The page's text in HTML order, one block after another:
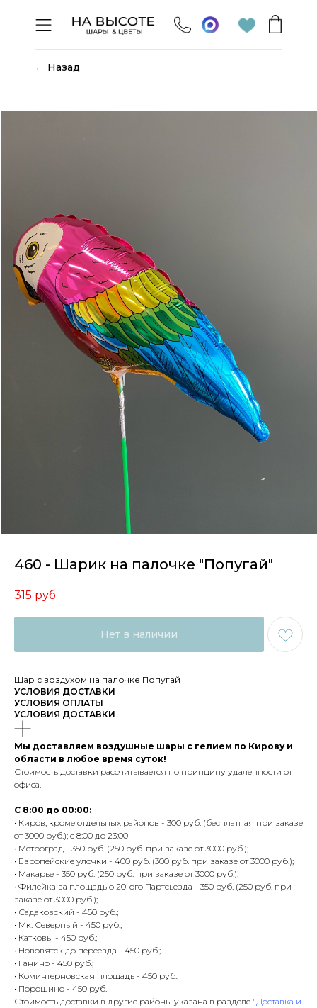
← Назад
460 - Шарик на палочке "Попугай"
315 руб.
Нет в наличии
Шар с воздухом на палочке Попугай
УСЛОВИЯ ДОСТАВКИ
УСЛОВИЯ ОПЛАТЫ
УСЛОВИЯ ДОСТАВКИ
Мы доставляем воздушные шары с гелием по Кирову и
области в любое время суток!
Стоимость доставки рассчитывается по принципу удаленности от
офиса.
С 8:00 до 00:00:
• Киров, кроме отдельных районов - 300 руб. (бесплатная при заказе
от 3000 руб.); с 8:00 до 23:00
• Метроград - 350 руб. (250 руб. при заказе от 3000 руб.);
• Европейские улочки - 400 руб. (300 руб. при заказе от 3000 руб.);
• Макарье - 350 руб. (250 руб. при заказе от 3000 руб.);
• Филейка за площадью 20-ого Партсьезда - 350 руб. (250 руб. при
заказе от 3000 руб.);
• Садаковский - 450 руб.;
• Мк. Северный - 450 руб.;
• Катковы - 450 руб.;
• Нововятск до переезда - 450 руб.;
• Ганино - 450 руб.;
• Коминтерновская площадь - 450 руб.;
• Порошино - 450 руб.
Стоимость доставки в другие районы указана в разделе "Доставка и